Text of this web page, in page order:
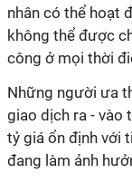
nhân có thể hoạt
không thể được
công ở mọi thời
Những người ưa
giao dịch ra - vào
tỷ giá ổn định với
đang làm ảnh